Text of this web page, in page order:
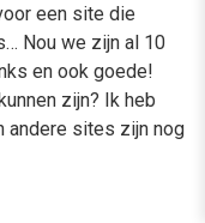
een site die
Nou we zijn al 10
en ook goede!
zijn? Ik heb
andere sites zijn nog